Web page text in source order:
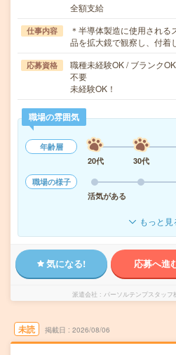
全額支給
仕事内容
＊半導体製造に使用され
品を拡大鏡で観察し、付
応募資格
職種未経験OK / ブランク
不要
未経験OK！
職場の雰囲気
年齢層
20代
30代
職場の様子
活気がある
もっと見
気になる! 応募へ進
派遣会社 パーソルテンプスタッ
未読 掲載日 2026/08/06